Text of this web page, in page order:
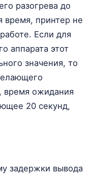
разогрева до
время, принтер не
Если для
аппарата этот
значения, то
время ожидания
20 секунд,
задержки вывода